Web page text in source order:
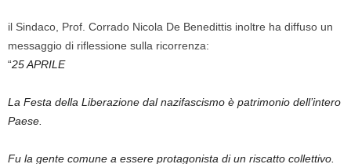
il Sindaco, Prof. Corrado Nicola De Benedittis inoltre ha diffuso un
messaggio di riflessione sulla ricorrenza:
“25 APRILE
La Festa della Liberazione dal nazifascismo è patrimonio dell’intero
Paese.
Fu la gente comune a essere protagonista di un riscatto collettivo.